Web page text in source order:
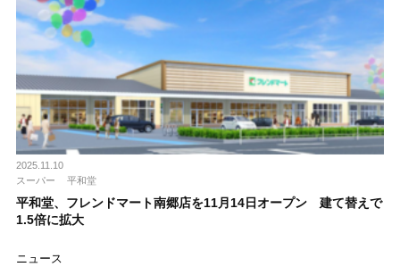
2025.11.10
スーパー
平和堂
平和堂、フレンドマート南郷店を11月14日オープン 建て替えで
1.5倍に拡大
ニュース